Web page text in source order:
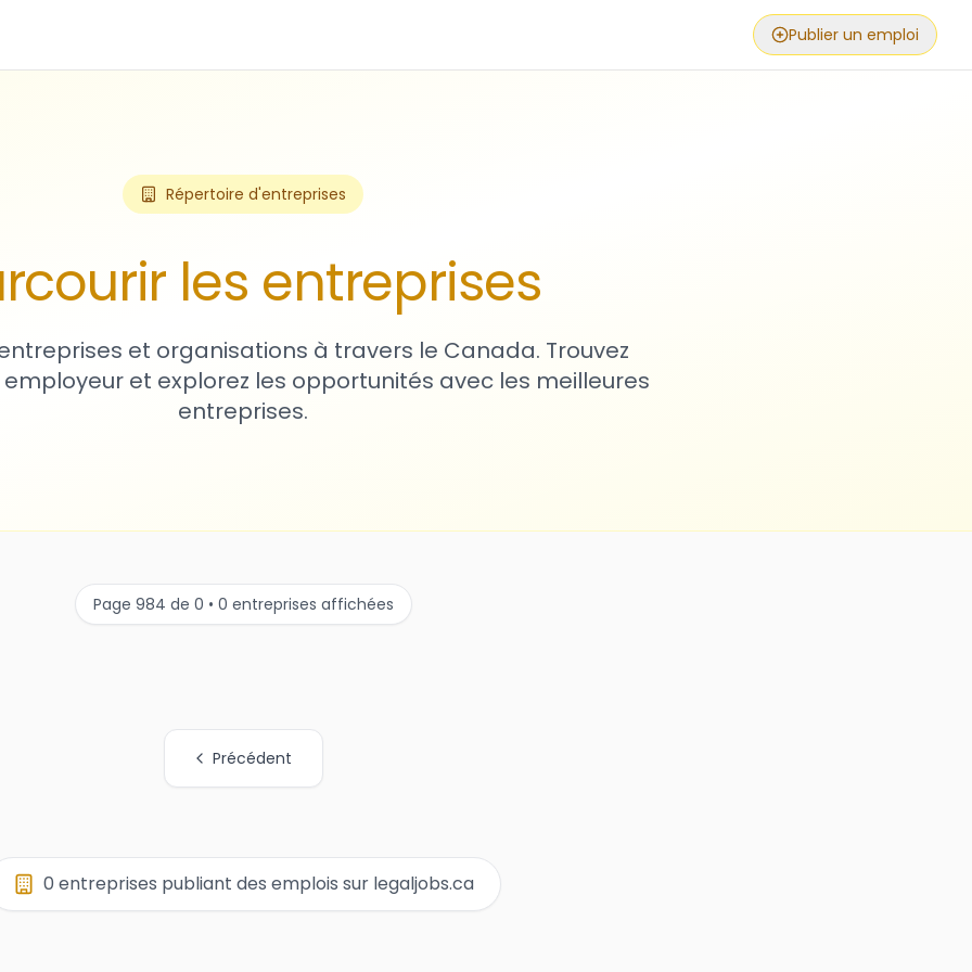
Publier un emploi
Répertoire d'entreprises
les entreprises
et organisations à travers le Canada. Trouvez
et explorez les opportunités avec les meilleures
entreprises.
Page 984 de 0 • 0 entreprises affichées
Précédent
0 entreprises publiant des emplois sur legaljobs.ca